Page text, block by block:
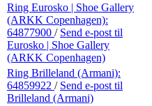
Ring Eurosko | Shoe Gallery
(ARKK Copenhagen):
64877900 / Send e-post til
Eurosko | Shoe Gallery
(ARKK Copenhagen)
Ring Brilleland (Armani):
64859922 / Send e-post til
Brilleland (Armani)